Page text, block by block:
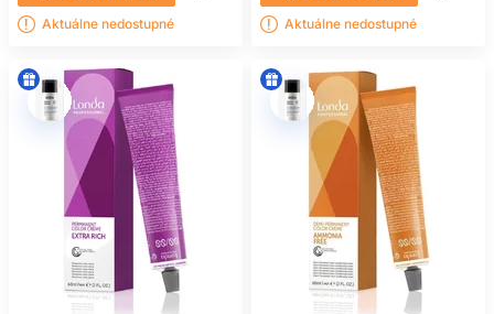
Aktuálne nedostupné Aktuálne nedostupné